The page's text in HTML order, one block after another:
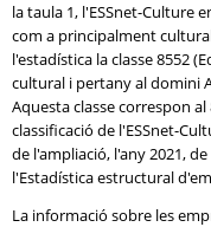
la taula 1, l'ESSnet-Culture
com a principalment
l'estadística la classe 8552
cultural i pertany al domini
Aquesta classe correspon
classificació de l'ESSnet-
de l'ampliació, l'any 2021,
l'Estadística estructural
La informació sobre les